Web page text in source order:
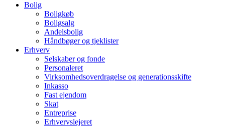
Bolig
Boligkøb
Boligsalg
Andelsbolig
Håndbøger og tjeklister
Erhverv
Selskaber og fonde
Personaleret
Virksomhedsoverdragelse og generationsskifte
Inkasso
Fast ejendom
Skat
Entreprise
Erhvervslejeret